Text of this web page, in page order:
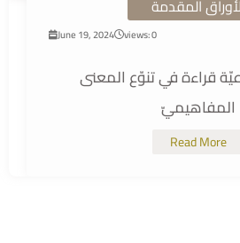
المقدمة
June 19, 2024 views: 0
قراءة في تنوّع المعنى
المفاهيميّ
Read More